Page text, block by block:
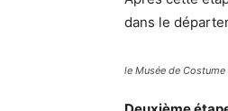
dans le
le Musée de Costume